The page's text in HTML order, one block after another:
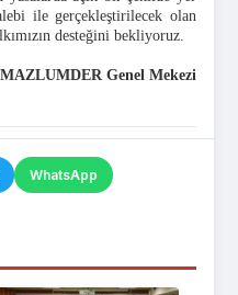
ile gerçekleştirilecek olan
desteğini bekliyoruz.
MAZLUMDER Genel Mekezi
WhatsApp